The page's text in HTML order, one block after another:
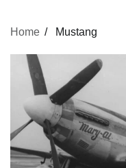
Home Mustang